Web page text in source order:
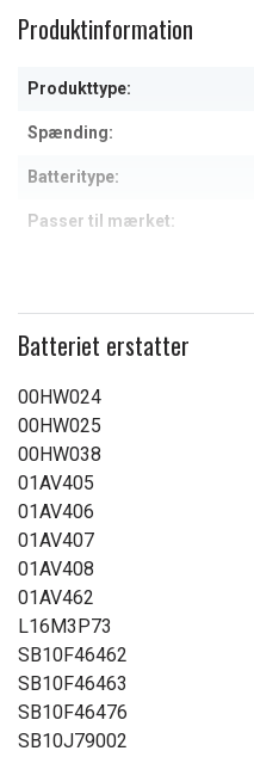
Produktinformation
Produkttype:
Spænding:
Batteritype:
Passer til mærket:
Batteriet erstatter
00HW024
00HW025
00HW038
01AV405
01AV406
01AV407
01AV408
01AV462
L16M3P73
SB10F46462
SB10F46463
SB10F46476
SB10J79002